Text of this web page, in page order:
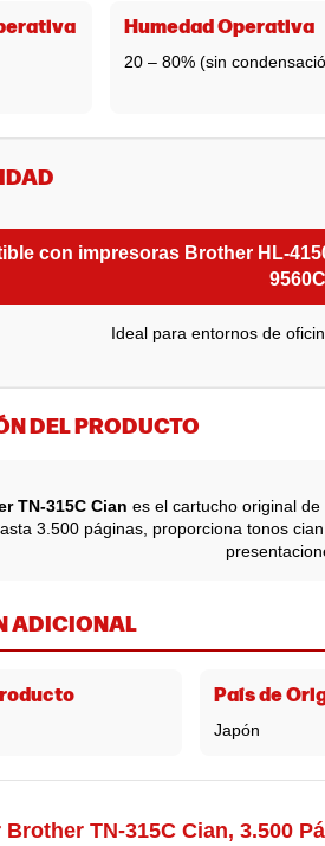
Humedad Operativa
20 – 80% (sin
con impresoras Brother HL-
Ideal para entornos de
DEL PRODUCTO
TN-315C Cian es el cartucho original
3.500 páginas, proporciona tonos
ADICIONAL
País de
Japón
TN-315C Cian, 3.500